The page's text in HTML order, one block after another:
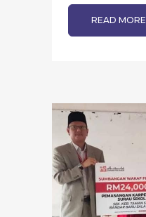
READ MORE